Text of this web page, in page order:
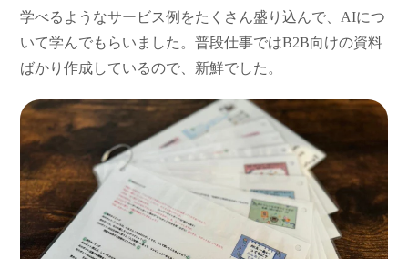
学べるようなサービス例をたくさん盛り込んで、AIにつ
いて学んでもらいました。普段仕事ではB2B向けの資料
ばかり作成しているので、新鮮でした。